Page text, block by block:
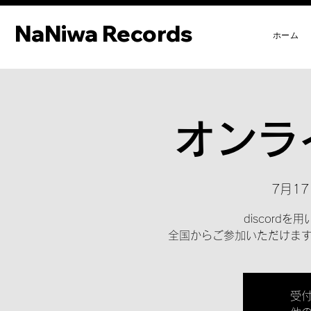
NaNiwa Records
NaNiwa Records ホーム
オンラ
7月17
discordを用
全国からご参加いただけま
受